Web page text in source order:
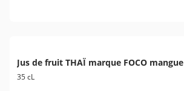
Jus de fruit THAÏ marque FOCO mangue
35 cL